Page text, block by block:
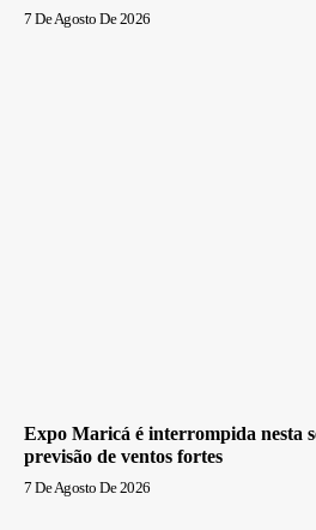
7 De Agosto De 2026
Expo Maricá é interrompida nesta
previsão de ventos fortes
7 De Agosto De 2026